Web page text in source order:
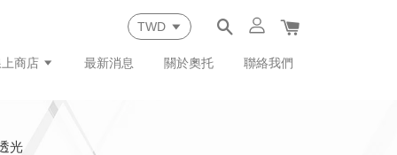
商店 最新消息 關於奧托 聯絡我們
光